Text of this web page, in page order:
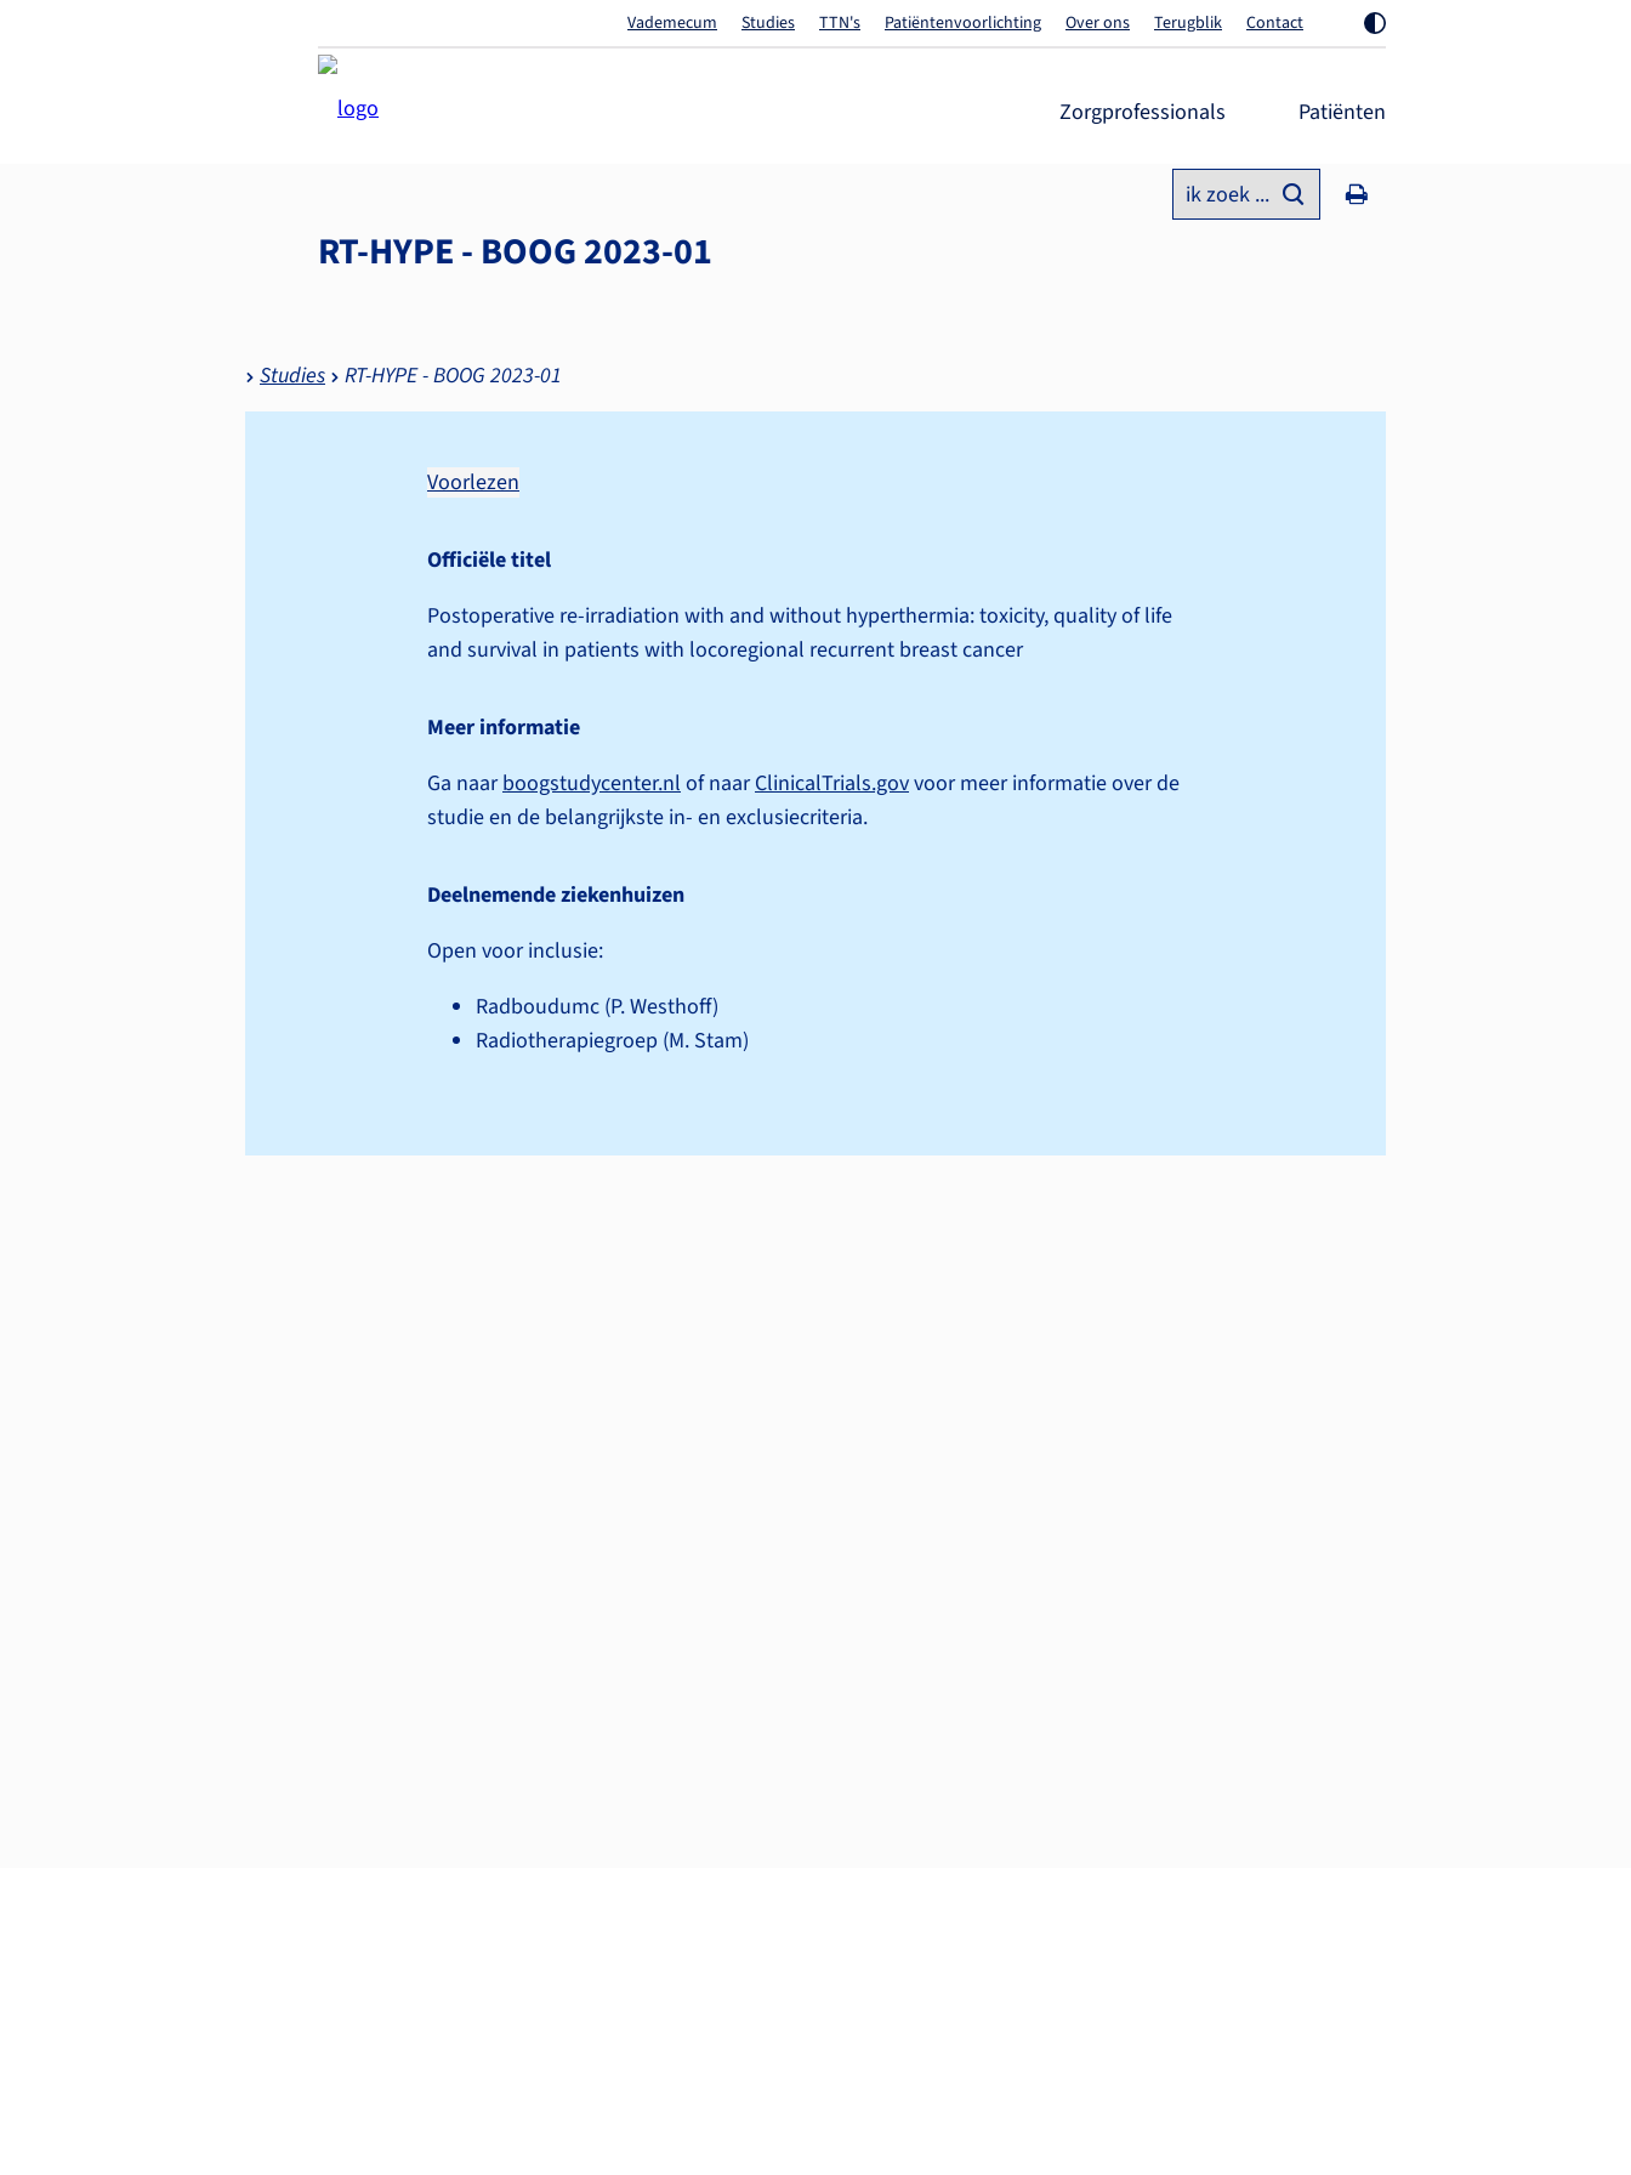
Vademecum Studies TTN's Patiëntenvoorlichting Over ons Terugblik Contact
Zorgprofessionals Patiënten
ik zoek ...
RT-HYPE - BOOG 2023-01
Studies RT-HYPE - BOOG 2023-01
Voorlezen
Officiële titel
Postoperative re-irradiation with and without hyperthermia: toxicity, quality of life
and survival in patients with locoregional recurrent breast cancer
Meer informatie
Ga naarboogstudycenter.nlof naarClinicalTrials.govvoor meer informatie over de
studie en de belangrijkste in- en exclusiecriteria.
Deelnemende ziekenhuizen
Open voor inclusie:
Radboudumc (P. Westhoff)
Radiotherapiegroep (M. Stam)